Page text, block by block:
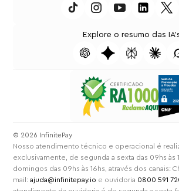
Explore o resumo das
⁠© 2026 InfinitePay
Nosso atendimento técnico e operacional é
exclusivamente, de segunda a sexta das 09hs às
domingos das 09hs às 16hs, através dos canais:
mail:ajuda@infinitepay.io e ouvidoria 0800 591